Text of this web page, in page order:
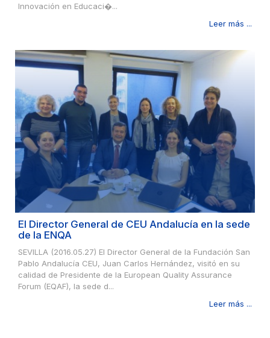
Innovación en Educaci�...
Leer más ...
El Director General de CEU Andalucía en la sede
de la ENQA
SEVILLA (2016.05.27) El Director General de la Fundación San
Pablo Andalucía CEU, Juan Carlos Hernández, visitó en su
calidad de Presidente de la European Quality Assurance
Forum (EQAF), la sede d...
Leer más ...